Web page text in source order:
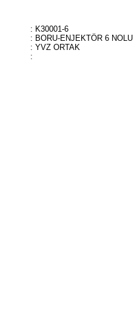
: K30001-6
: BORU-ENJEKTÖR 6 NOLU
: YVZ ORTAK
: